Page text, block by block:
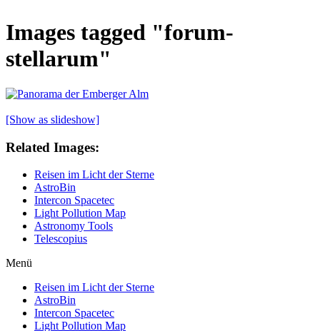
Images tagged "forum-
stellarum"
[Show as slideshow]
Related Images:
Reisen im Licht der Sterne
AstroBin
Intercon Spacetec
Light Pollution Map
Astronomy Tools
Telescopius
Menü
Reisen im Licht der Sterne
AstroBin
Intercon Spacetec
Light Pollution Map